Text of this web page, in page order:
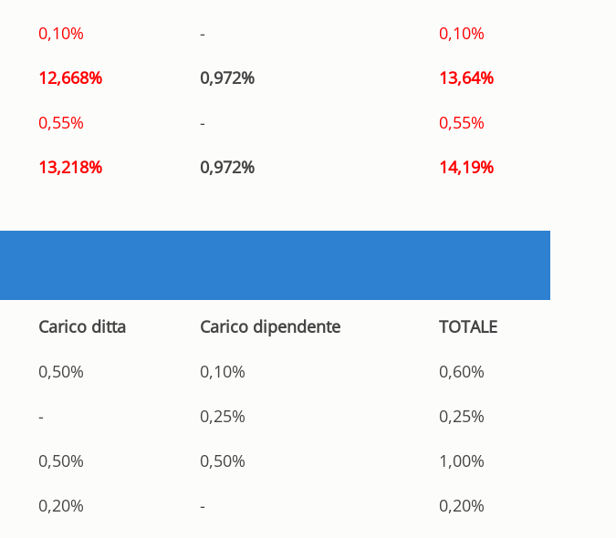
0,10% - 0,10%
12,668% 0,972% 13,64%
0,55% - 0,55%
13,218% 0,972% 14,19%
Carico ditta Carico dipendente TOTALE
0,50% 0,10% 0,60%
- 0,25% 0,25%
0,50% 0,50% 1,00%
0,20% - 0,20%